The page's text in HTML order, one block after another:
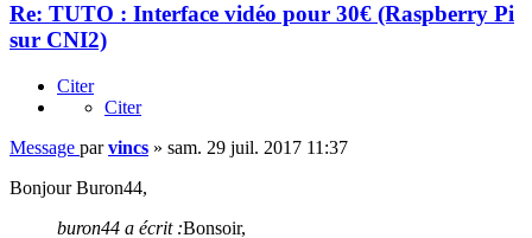
Re: TUTO : Interface vidéo pour 30€ (Raspberry Pi
sur CNI2)
Citer
Citer
Message parvincs » sam. 29 juil. 2017 11:37
Bonjour Buron44,
buron44 a écrit :Bonsoir,